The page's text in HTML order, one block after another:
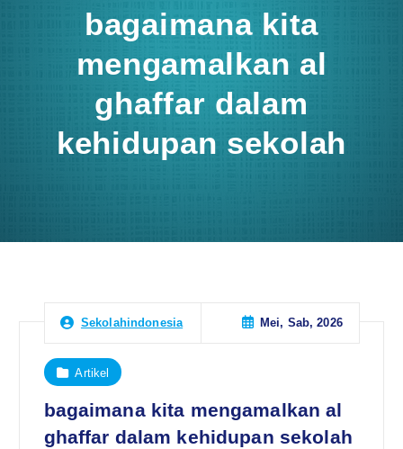
bagaimana kita
mengamalkan al
ghaffar dalam
kehidupan sekolah
Sekolahindonesia Mei, Sab, 2026
Artikel
bagaimana kita mengamalkan al
ghaffar dalam kehidupan sekolah